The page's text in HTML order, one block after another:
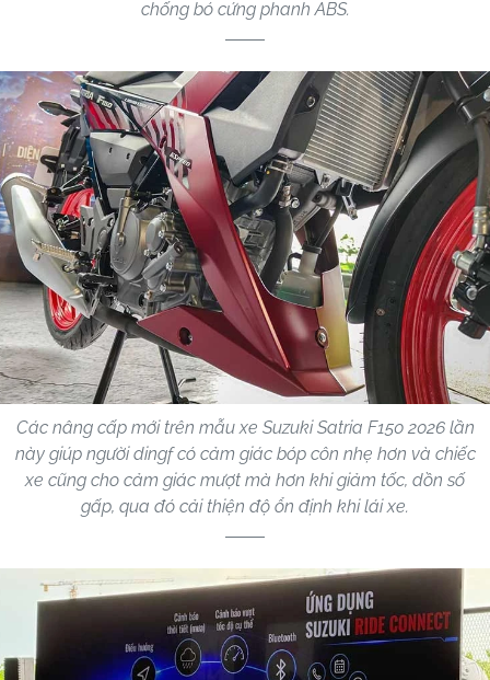
chống bó cứng phanh ABS.
Các nâng cấp mới trên mẫu xe Suzuki Satria F150 2026 lần
này giúp người dingf có cảm giác bóp côn nhẹ hơn và chiếc
xe cũng cho cảm giác mượt mà hơn khi giảm tốc, dồn số
gấp, qua đó cải thiện độ ổn định khi lái xe.